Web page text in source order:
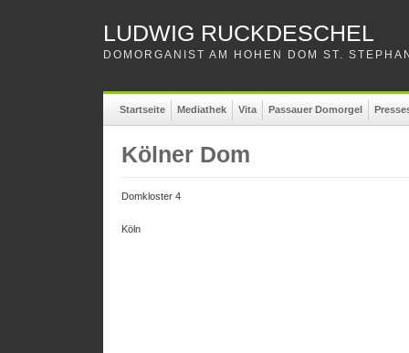
LUDWIG RUCKDESCHEL
DOMORGANIST AM HOHEN DOM ST.
Startseite Mediathek Vita Passauer Domorgel
Kölner Dom
Domkloster 4
Köln